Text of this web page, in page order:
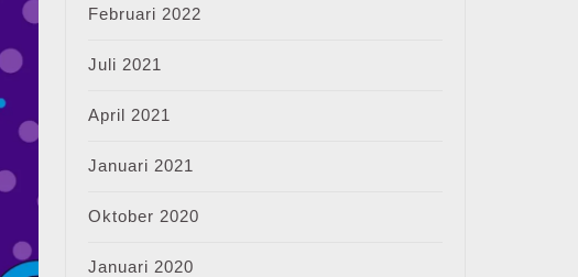
Februari 2022
Juli 2021
April 2021
Januari 2021
Oktober 2020
Januari 2020